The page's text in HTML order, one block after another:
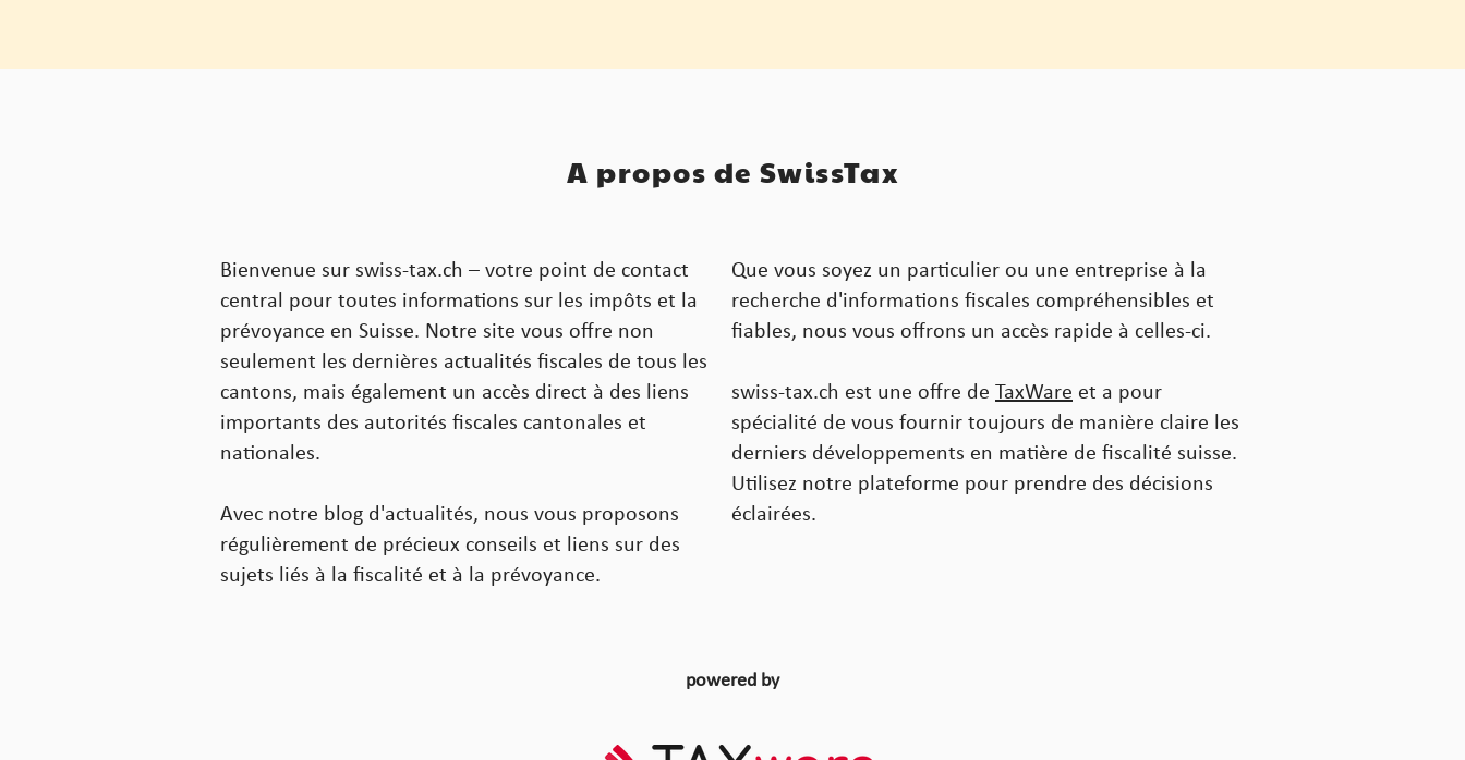
A propos de SwissTax
Bienvenue sur swiss-tax.ch – votre point de contact
central pour toutes informations sur les impôts et la
prévoyance en Suisse. Notre site vous offre non
seulement les dernières actualités fiscales de tous les
cantons, mais également un accès direct à des liens
importants des autorités fiscales cantonales et
nationales.
Avec notre blog d'actualités, nous vous proposons
régulièrement de précieux conseils et liens sur des
sujets liés à la fiscalité et à la prévoyance.
Que vous soyez un particulier ou une entreprise à la
recherche d'informations fiscales compréhensibles et
fiables, nous vous offrons un accès rapide à celles-ci.
swiss-tax.ch est une offre de TaxWare et a pour
spécialité de vous fournir toujours de manière claire les
derniers développements en matière de fiscalité suisse.
Utilisez notre plateforme pour prendre des décisions
éclairées.
powered by